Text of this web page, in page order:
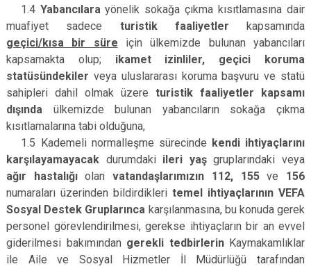
1.4 Yabancılarayönelik sokağa çıkma kısıtlamasına dair
muafiyet sadece turistik faaliyetler kapsamında
geçici/kısa bir süre için ülkemizde bulunan yabancıları
kapsamakta olup; ikamet izinliler, geçici koruma
statüsündekiler veya uluslararası koruma başvuru ve statü
sahipleri dahil olmak üzere turistik faaliyetler kapsamı
dışında ülkemizde bulunan yabancıların sokağa çıkma
kısıtlamalarına tabi olduğuna,
1.5 Kademeli normalleşme sürecinde kendi ihtiyaçlarını
karşılayamayacak durumdaki ileri yaşgruplarındaki veya
ağır hastalığıolanvatandaşlarımızın 112, 155ve 156
numaraları üzerinden bildirdikleri temel ihtiyaçlarının VEFA
Sosyal Destek Gruplarınca karşılanmasına, bu konuda gerek
personel görevlendirilmesi, gerekse ihtiyaçların bir an evvel
giderilmesi bakımından gerekli tedbirlerinKaymakamlıklar
ile Aile ve Sosyal Hizmetler İl Müdürlüğü tarafından